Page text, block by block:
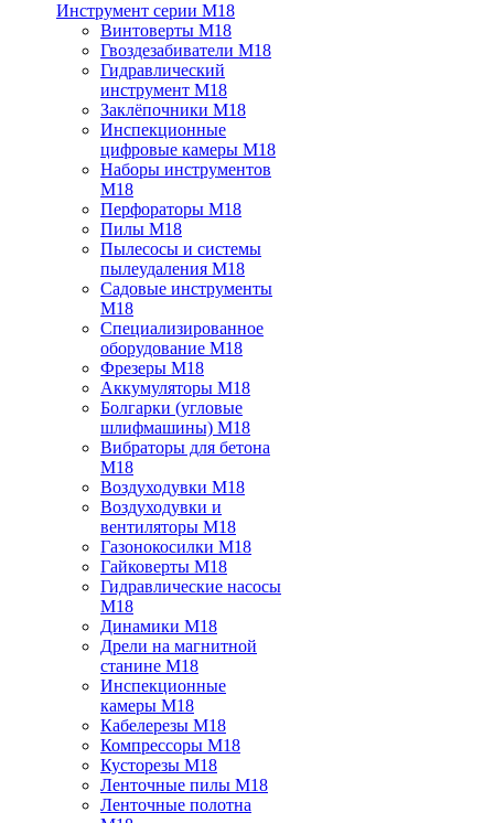
Инструмент серии M18
Винтоверты M18
Гвоздезабиватели M18
Гидравлический
инструмент M18
Заклёпочники M18
Инспекционные
цифровые камеры M18
Наборы инструментов
M18
Перфораторы M18
Пилы M18
Пылесосы и системы
пылеудаления M18
Садовые инструменты
M18
Специализированное
оборудование M18
Фрезеры M18
Аккумуляторы M18
Болгарки (угловые
шлифмашины) M18
Вибраторы для бетона
M18
Воздуходувки M18
Воздуходувки и
вентиляторы M18
Газонокосилки M18
Гайковерты M18
Гидравлические насосы
M18
Динамики M18
Дрели на магнитной
станине M18
Инспекционные
камеры M18
Кабелерезы M18
Компрессоры M18
Кусторезы M18
Ленточные пилы M18
Ленточные полотна